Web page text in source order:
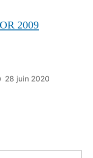
2009
28 juin 2020